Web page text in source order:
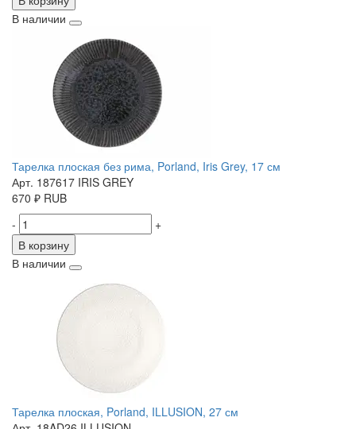
В наличии
Тарелка плоская без рима, Porland, Iris Grey, 17 см
Арт. 187617 IRIS GREY
670 ₽ RUB
-
+
В корзину
В наличии
Тарелка плоская, Porland, ILLUSION, 27 см